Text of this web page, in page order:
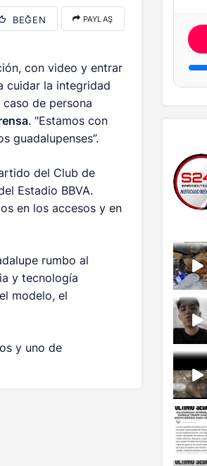
BEĞEN PAYLAŞ
con video y entrar
cuidar la integridad
de persona
. "Estamos con
guadalupenses”.
del Club de
Estadio BBVA.
en los accesos y en
rumbo al
y tecnología
modelo, el
y uno de